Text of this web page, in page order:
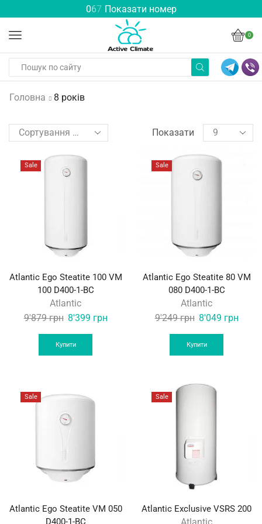
067 Показати номер
0
Головна 8 років
Показати
Sale
Atlantic Ego Steatite 100 VM
100 D400-1-BC
Atlantic
9'879грн Original
price
was:
9'879 грн.
8'399 грнCurrent
Купити
Sale
Atlantic Ego Steatite 80 VM
080 D400-1-BC
Atlantic
9'249грн Original
price
was:
9'249 грн.
8'049 грн
Купити
Sale
Atlantic Ego Steatite VM 050
D400-1-BC
Sale
Atlantic Exclusive VSRS 200
Atlantic